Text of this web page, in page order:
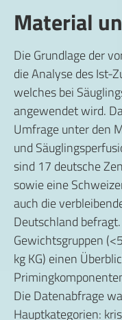
Material
Die Grundlage der
die Analyse des Ist-
welches bei
angewendet wird.
Umfrage unter den
und
sind 17 deutsche
sowie eine
auch die
Deutschland
Gewichtsgruppen
kg KG) einen
Die Datenabfrage
Hauptkategorien: